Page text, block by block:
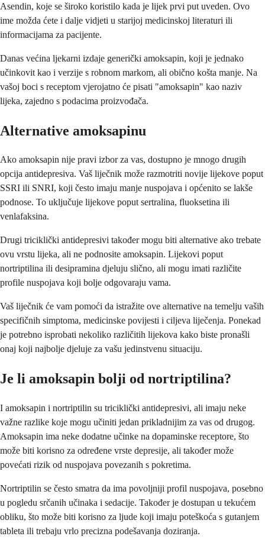
Asendin, koje se široko koristilo kada je lijek prvi put uveden. Ovo
ime možda ćete i dalje vidjeti u starijoj medicinskoj literaturi ili
informacijama za pacijente.
Danas većina ljekarni izdaje generički amoksapin, koji je jednako
učinkovit kao i verzije s robnom markom, ali obično košta manje. Na
vašoj boci s receptom vjerojatno će pisati "amoksapin" kao naziv
lijeka, zajedno s podacima proizvođača.
Alternative amoksapinu
Ako amoksapin nije pravi izbor za vas, dostupno je mnogo drugih
opcija antidepresiva. Vaš liječnik može razmotriti novije lijekove poput
SSRI ili SNRI, koji često imaju manje nuspojava i općenito se lakše
podnose. To uključuje lijekove poput sertralina, fluoksetina ili
venlafaksina.
Drugi triciklički antidepresivi također mogu biti alternative ako trebate
ovu vrstu lijeka, ali ne podnosite amoksapin. Lijekovi poput
nortriptilina ili desipramina djeluju slično, ali mogu imati različite
profile nuspojava koji bolje odgovaraju vama.
Vaš liječnik će vam pomoći da istražite ove alternative na temelju vaših
specifičnih simptoma, medicinske povijesti i ciljeva liječenja. Ponekad
je potrebno isprobati nekoliko različitih lijekova kako biste pronašli
onaj koji najbolje djeluje za vašu jedinstvenu situaciju.
Je li amoksapin bolji od nortriptilina?
I amoksapin i nortriptilin su triciklički antidepresivi, ali imaju neke
važne razlike koje mogu učiniti jedan prikladnijim za vas od drugog.
Amoksapin ima neke dodatne učinke na dopaminske receptore, što
može biti korisno za određene vrste depresije, ali također može
povećati rizik od nuspojava povezanih s pokretima.
Nortriptilin se često smatra da ima povoljniji profil nuspojava, posebno
u pogledu srčanih učinaka i sedacije. Također je dostupan u tekućem
obliku, što može biti korisno za ljude koji imaju poteškoća s gutanjem
tableta ili trebaju vrlo precizna podešavanja doziranja.